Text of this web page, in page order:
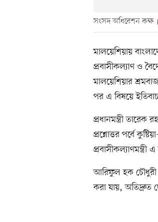
সংসদ অধিবেশন কক্ষ
মালয়েশিয়ায়
প্রবাসীকল্যাণ ও
মালয়েশিয়ার
পর এ বিষয়ে
প্রধানমন্ত্রী
প্রশ্নোত্তর পর্বে
প্রবাসীকল্যাণমন্ত্রী
আরিফুল হক চৌধুরী
করা যায়, অতিদ্রুত